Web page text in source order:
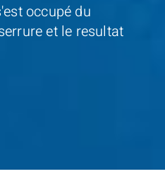
occupé du
et le resultat